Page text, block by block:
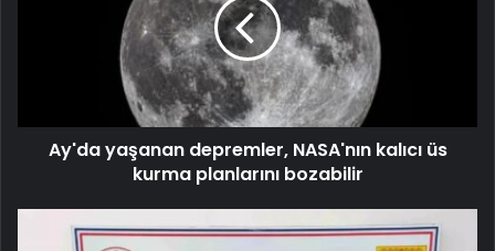
Ay'da yaşanan depremler, NASA'nın kalıcı üs
kurma planlarını bozabilir